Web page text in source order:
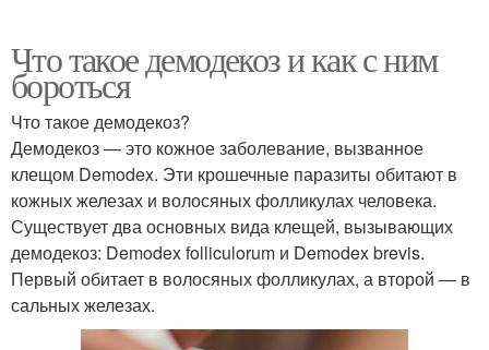
Что такое демодекоз и как с ним
бороться
Что такое демодекоз?
Демодекоз — это кожное заболевание, вызванное
клещом Demodex. Эти крошечные паразиты обитают в
кожных железах и волосяных фолликулах человека.
Существует два основных вида клещей, вызывающих
демодекоз: Demodex folliculorum и Demodex brevis.
Первый обитает в волосяных фолликулах, а второй — в
сальных железах.